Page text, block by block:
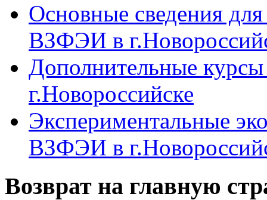
Основные сведения
ВЗФЭИ в
Дополнительные
г.Новороссийске
Экспериментальные
ВЗФЭИ в
Возврат на главную